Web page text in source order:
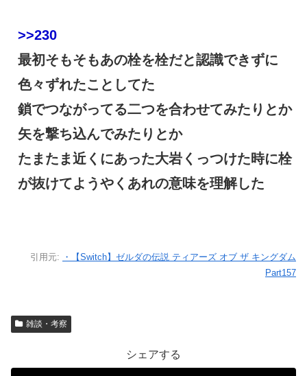
>>230
最初そもそもあの栓を栓だと認識できずに
色々ずれたことしてた
鎖でつながってる二つを合わせてみたりとか
矢を撃ち込んでみたりとか
たまたま近くにあった大岩くっつけた時に栓
が抜けてようやくあれの意味を理解した
引用元:
・【Switch】ゼルダの伝説 ティアーズ オブ ザ キングダム
Part157
雑談・考察
シェアする